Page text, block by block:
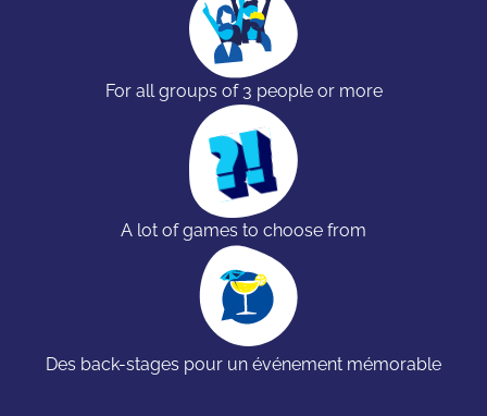
For all groups of 3 people or more
A lot of games to choose from
Des back-stages pour un événement mémorable